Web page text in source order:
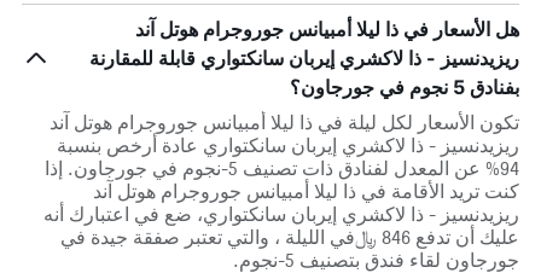
هل الأسعار في ذا ليلا أمبيانس جوروجرام هوتل آند
ريزيدنسيز - ذا لاكشري إيربان سانكتواري قابلة للمقارنة
بفنادق 5 نجوم في جورجاون؟
تكون الأسعار لكل ليلة في ذا ليلا أمبيانس جوروجرام هوتل آند
ريزيدنسيز - ذا لاكشري إيربان سانكتواري عادة أرخص بنسبة
94% عن المعدل لفنادق ذات تصنيف 5-نجوم في جورجاون. إذا
كنت تريد الأقامة في ذا ليلا أمبيانس جوروجرام هوتل آند
ريزيدنسيز - ذا لاكشري إيربان سانكتواري، ضع في اعتبارك أنه
عليك أن تدفع 846 ﷼في الليلة ، والتي تعتبر صفقة جيدة في
جورجاون لقاء فندق بتصنيف 5-نجوم.